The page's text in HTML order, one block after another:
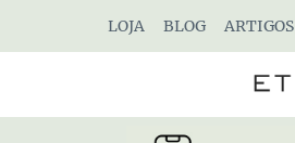
LOJA BLOG ARTIGOS